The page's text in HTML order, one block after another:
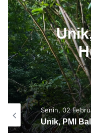
2026
Unik, PMI Bali Tebar 3000 Biji Benih Pohon di Hutan Gelar Jembrana dengan Ketapel
Kamis, 25
2025